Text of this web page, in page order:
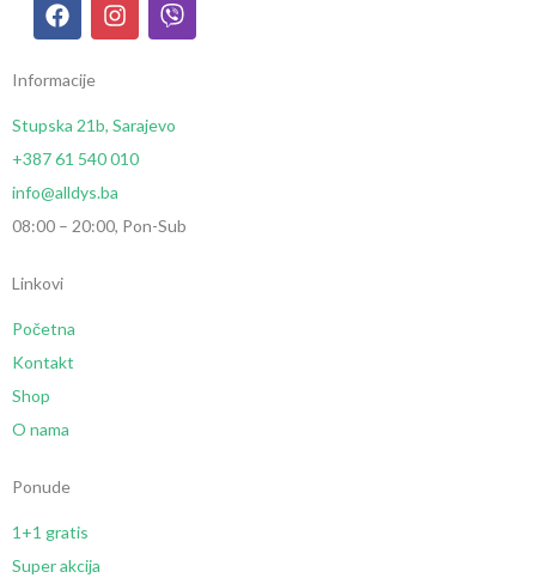
Informacije
Stupska 21b, Sarajevo
+387 61 540 010
info@alldys.ba
08:00 – 20:00, Pon-Sub
Linkovi
Početna
Kontakt
Shop
O nama
Ponude
1+1 gratis
Super akcija